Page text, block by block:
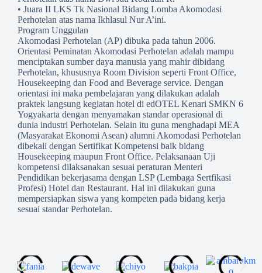
• Juara II LKS Tk Nasional Bidang Lomba Akomodasi
Perhotelan atas nama Ikhlasul Nur A’ini.
Program Unggulan
Akomodasi Perhotelan (AP) dibuka pada tahun 2006.
Orientasi Peminatan Akomodasi Perhotelan adalah mampu
menciptakan sumber daya manusia yang mahir dibidang
Perhotelan, khususnya Room Division seperti Front Office,
Housekeeping dan Food and Beverage service. Dengan
orientasi ini maka pembelajaran yang dilakukan adalah
praktek langsung kegiatan hotel di edOTEL Kenari SMKN 6
Yogyakarta dengan menyamakan standar operasional di
dunia industri Perhotelan. Selain itu guna menghadapi MEA
(Masyarakat Ekonomi Asean) alumni Akomodasi Perhotelan
dibekali dengan Sertifikat Kompetensi baik bidang
Housekeeping maupun Front Office. Pelaksanaan Uji
kompetensi dilaksanakan sesuai peraturan Menteri
Pendidikan bekerjasama dengan LSP (Lembaga Sertfikasi
Profesi) Hotel dan Restaurant. Hal ini dilakukan guna
mempersiapkan siswa yang kompeten pada bidang kerja
sesuai standar Perhotelan.